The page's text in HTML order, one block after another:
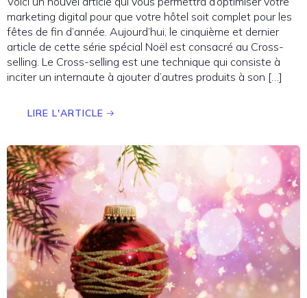
marketing digital pour que votre hôtel soit complet pour les
fêtes de fin d’année. Aujourd’hui, le cinquième et dernier
article de cette série spécial Noël est consacré au Cross-
selling. Le Cross-selling est une technique qui consiste à
inciter un internaute à ajouter d’autres produits à son […]
LIRE L'ARTICLE